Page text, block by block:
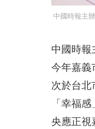
中國時報主
中國時報
今年嘉義
次於台北
「幸福
央應正視